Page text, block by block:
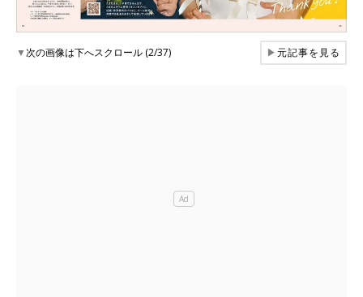
▼次の画像は下へスクロール (2/37) ▶元記事を見る